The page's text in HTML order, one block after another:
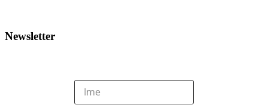
Newsletter